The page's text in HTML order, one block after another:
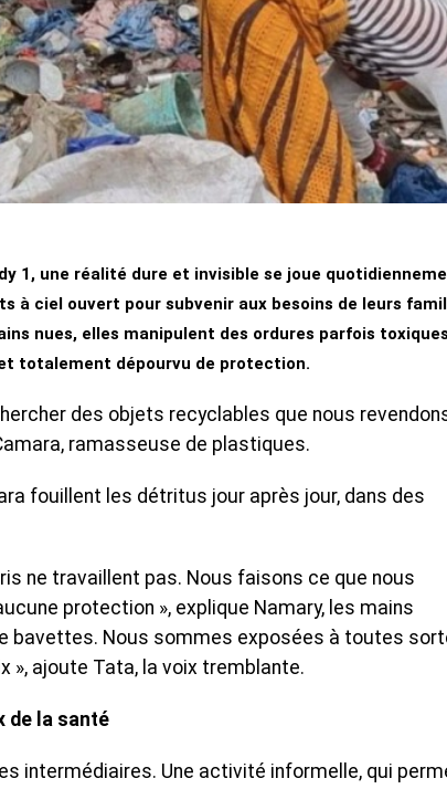
1, une réalité dure et invisible se joue
à ciel ouvert pour subvenir aux besoins de leurs
nues, elles manipulent des ordures parfois toxiques
totalement dépourvu de protection.
des objets recyclables que nous
ramasseuse de plastiques.
fouillent les détritus jour après jour, dans des
ne travaillent pas. Nous faisons ce que nous
protection », explique Namary, les mains
bavettes. Nous sommes exposées à toutes
», ajoute Tata, la voix tremblante.
de la santé
intermédiaires. Une activité informelle, qui